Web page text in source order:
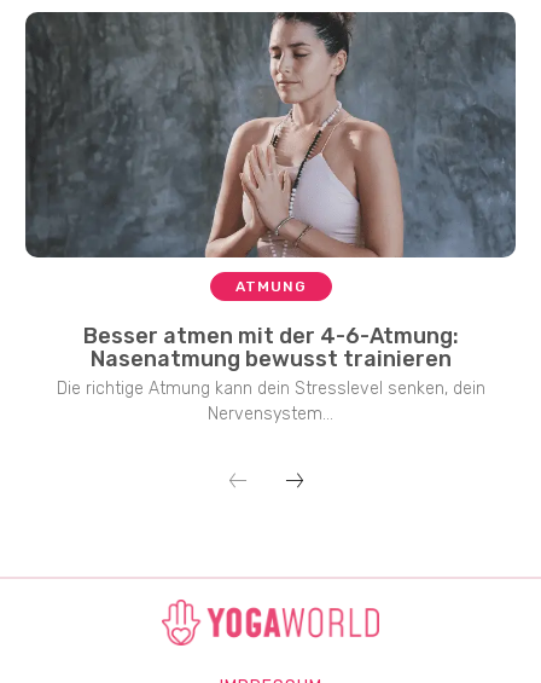
ATMUNG
Besser atmen mit der 4-6-Atmung:
Nasenatmung bewusst trainieren
Die richtige Atmung kann dein Stresslevel senken, dein
Nervensystem...